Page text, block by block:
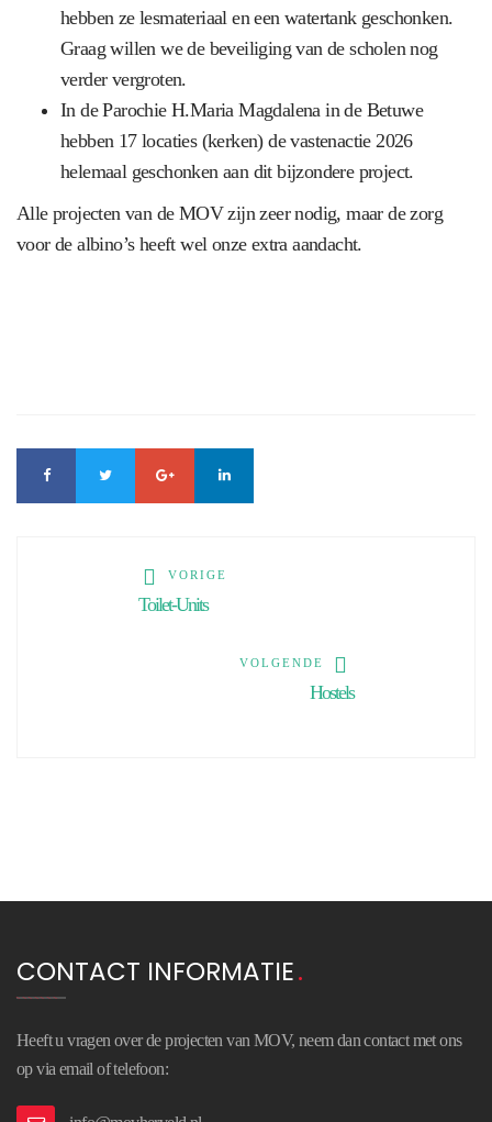
hebben ze lesmateriaal en een watertank geschonken.
Graag willen we de beveiliging van de scholen nog
verder vergroten.
In de Parochie H.Maria Magdalena in de Betuwe
hebben 17 locaties (kerken) de vastenactie 2026
helemaal geschonken aan dit bijzondere project.
Alle projecten van de MOV zijn zeer nodig, maar de zorg
voor de albino’s heeft wel onze extra aandacht.
VORIGE
Toilet-Units
VOLGENDE
Hostels
CONTACT INFORMATIE
Heeft u vragen over de projecten van MOV, neem dan contact met ons
op via email of telefoon: